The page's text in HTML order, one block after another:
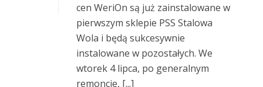
cen WeriOn są już zainstalowane w
pierwszym sklepie PSS Stalowa
Wola i będą sukcesywnie
instalowane w pozostałych. We
wtorek 4 lipca, po generalnym
remoncie, [...]